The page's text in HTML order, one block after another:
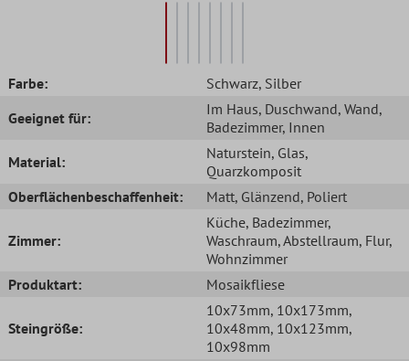
Farbe: Schwarz, Silber
Geeignet für:
Im Haus, Duschwand, Wand,
Badezimmer, Innen
Material:
Naturstein, Glas,
Quarzkomposit
Oberflächenbeschaffenheit:
Matt, Glänzend, Poliert
Zimmer:
Küche, Badezimmer,
Waschraum, Abstellraum, Flur,
Wohnzimmer
Produktart:
Mosaikfliese
Steingröße:
10x73mm, 10x173mm,
10x48mm, 10x123mm,
10x98mm